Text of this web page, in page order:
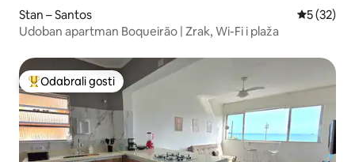
Stan – Santos Prosječna
5 (32)
Udoban apartman Boqueirão | Zrak, Wi-Fi i plaža
Među najviše rangiranima s oznakom „Odabrali gosti”
Odabrali gosti